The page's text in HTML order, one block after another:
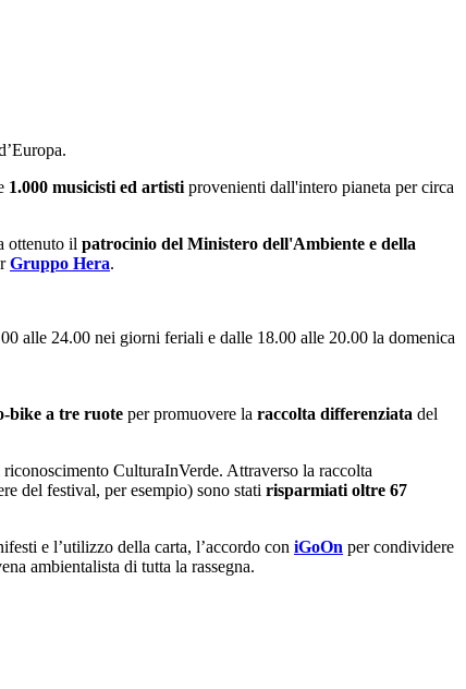
1.000 musicisti ed artisti provenienti dall'intero pianeta per circa
ottenuto il patrocinio del Ministero dell'Ambiente e della
Gruppo Hera.
alle 24.00 nei giorni feriali e dalle 18.00 alle 20.00 la domenica
bike a tre ruote per promuovere la raccolta differenziata del
riconoscimento CulturaInVerde. Attraverso la raccolta
del festival, per esempio) sono stati risparmiati oltre 67
e l’utilizzo della carta, l’accordo con iGoOn per condividere
ambientalista di tutta la rassegna.